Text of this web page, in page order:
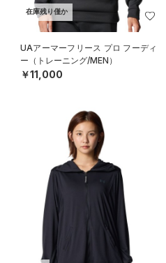
在庫残り僅か
UAアーマーフリース プロ フーディ
ー（トレーニング/MEN）
￥11,000